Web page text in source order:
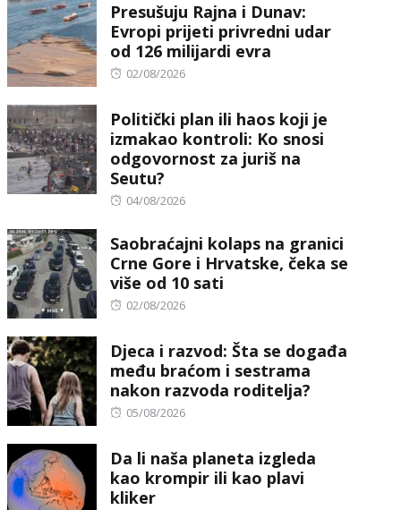
Presušuju Rajna i Dunav:
Evropi prijeti privredni udar
od 126 milijardi evra
Posted
02/08/2026
Politički plan ili haos koji je
izmakao kontroli: Ko snosi
odgovornost za juriš na
Seutu?
Posted
04/08/2026
Saobraćajni kolaps na granici
Crne Gore i Hrvatske, čeka se
više od 10 sati
Posted
02/08/2026
Djeca i razvod: Šta se događa
među braćom i sestrama
nakon razvoda roditelja?
Posted
05/08/2026
Da li naša planeta izgleda
kao krompir ili kao plavi
kliker